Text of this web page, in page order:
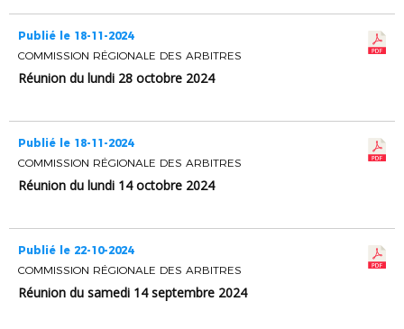
Publié le 18-11-2024
COMMISSION RÉGIONALE DES ARBITRES
Réunion du lundi 28 octobre 2024
Publié le 18-11-2024
COMMISSION RÉGIONALE DES ARBITRES
Réunion du lundi 14 octobre 2024
Publié le 22-10-2024
COMMISSION RÉGIONALE DES ARBITRES
Réunion du samedi 14 septembre 2024